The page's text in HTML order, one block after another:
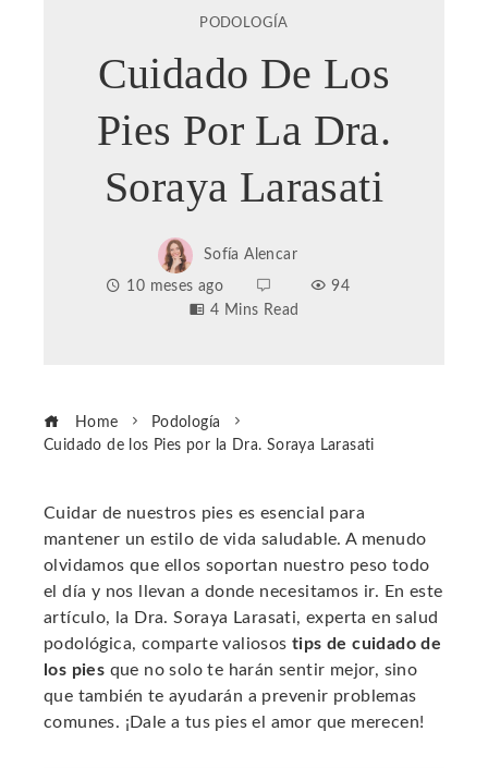
PODOLOGÍA
Cuidado De Los
Pies Por La Dra.
Soraya Larasati
Sofía Alencar
10 meses ago
94
4 Mins Read
Home
Podología
Cuidado de los Pies por la Dra. Soraya Larasati
Cuidar de nuestros pies es esencial para
mantener un estilo de vida saludable. A menudo
olvidamos que ellos soportan nuestro peso todo
el día y nos llevan a donde necesitamos ir. En este
artículo, la Dra. Soraya Larasati, experta en salud
podológica, comparte valiosos tips de cuidado de
los pies que no solo te harán sentir mejor, sino
que también te ayudarán a prevenir problemas
comunes. ¡Dale a tus pies el amor que merecen!